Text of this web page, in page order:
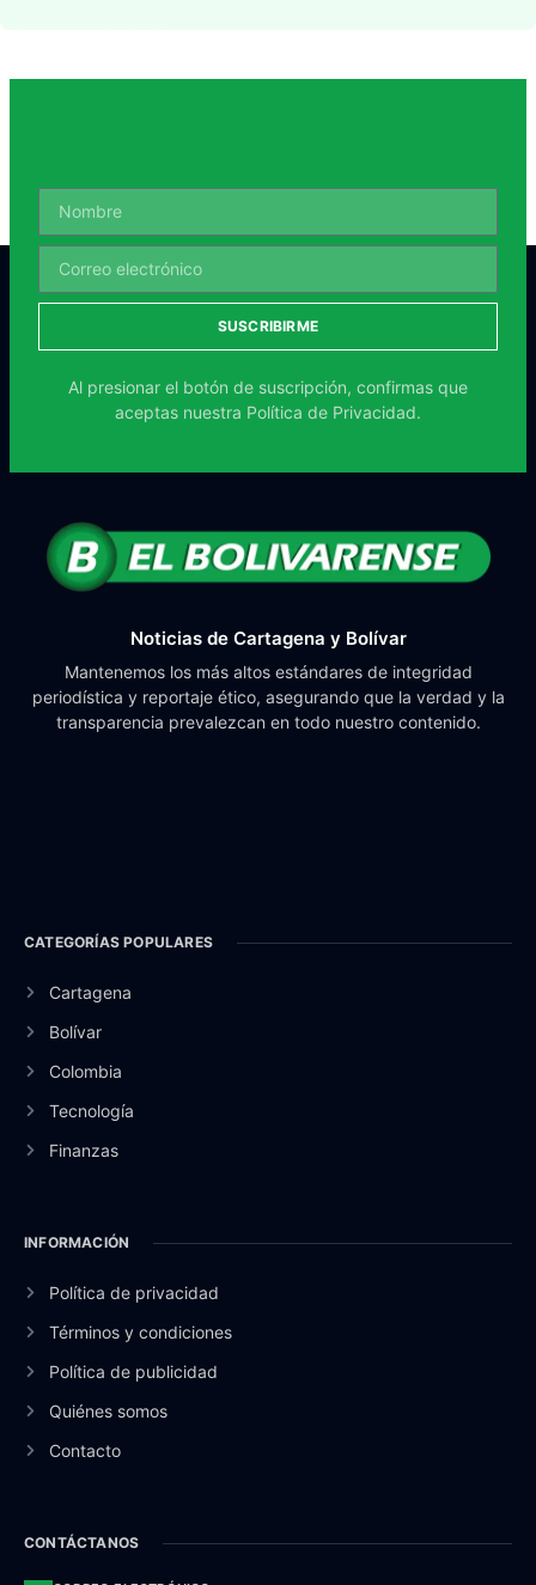
SUSCRIBIRME
Al presionar el botón de suscripción, confirmas que
aceptas nuestra Política de Privacidad.
Noticias de Cartagena y Bolívar
Mantenemos los más altos estándares de integridad
periodística y reportaje ético, asegurando que la verdad y la
transparencia prevalezcan en todo nuestro contenido.
CATEGORÍAS POPULARES
Cartagena
Bolívar
Colombia
Tecnología
Finanzas
INFORMACIÓN
Política de privacidad
Términos y condiciones
Política de publicidad
Quiénes somos
Contacto
CONTÁCTANOS